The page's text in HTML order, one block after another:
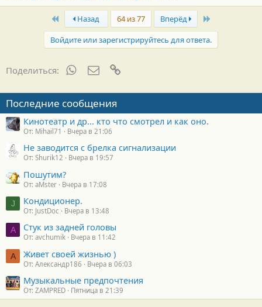
First Назад 64 из 77 Вперёд
Войдите или зарегистрируйтесь для ответа.
Поделиться: WhatsAppЭлектронная почта
Последние сообщения
Кинотеатр и др... кто что смотрел и как оно.
От: Mihail71 Вчера в 21:06
Не заводится с брелка сигнализации
От: Shurik12 Вчера в 19:57
Пошутим?
От: aMster Вчера в 17:08
J Кондиционер.
От: JustDoc Вчера в 13:48
A Стук из задней головы
От: avchumik Вчера в 11:42
А Живет своей жизнью )
От: Александр186 Вчера в 06:03
Музыкальные предпочтения
От: ZAMPRED Пятница в 21:39